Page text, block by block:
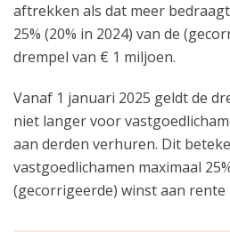
aftrekken als dat meer
25% (20% in 2024) van de
drempel van € 1 miljoen.
Vanaf 1 januari 2025 geldt de
niet langer voor
aan derden verhuren. Dit
vastgoedlichamen maximaal
(gecorrigeerde) winst aan